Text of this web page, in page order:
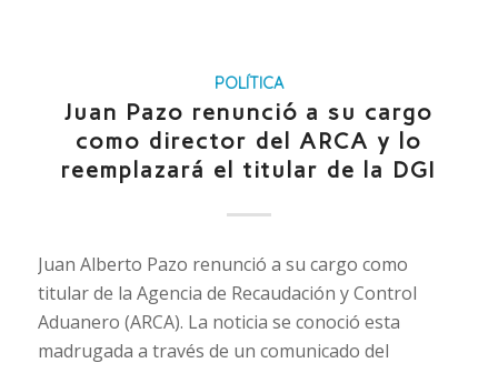
POLÍTICA
Juan Pazo renunció a su cargo
como director del ARCA y lo
reemplazará el titular de la DGI
Juan Alberto Pazo renunció a su cargo como
titular de la Agencia de Recaudación y Control
Aduanero (ARCA). La noticia se conoció esta
madrugada a través de un comunicado del